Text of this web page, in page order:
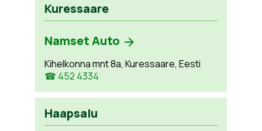
Kuressaare
Namset Auto
Kihelkonna mnt 8a, Kuressaare, Eesti
☎ 452 4334
Haapsalu